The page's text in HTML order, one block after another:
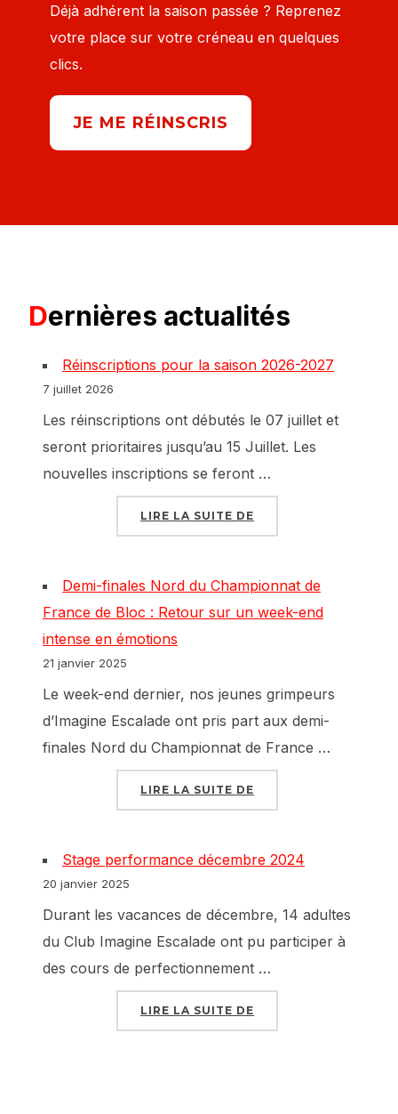
Déjà adhérent la saison passée ? Reprenez
votre place sur votre créneau en quelques
clics.
JE ME RÉINSCRIS
Dernières actualités
Réinscriptions pour la saison 2026-2027
7 juillet 2026
Les réinscriptions ont débutés le 07 juillet et
seront prioritaires jusqu’au 15 Juillet. Les
nouvelles inscriptions se feront …
LIRE LA SUITE DE
Demi-finales Nord du Championnat de
France de Bloc : Retour sur un week-end
intense en émotions
21 janvier 2025
Le week-end dernier, nos jeunes grimpeurs
d’Imagine Escalade ont pris part aux demi-
finales Nord du Championnat de France …
LIRE LA SUITE DE
Stage performance décembre 2024
20 janvier 2025
Durant les vacances de décembre, 14 adultes
du Club Imagine Escalade ont pu participer à
des cours de perfectionnement …
LIRE LA SUITE DE